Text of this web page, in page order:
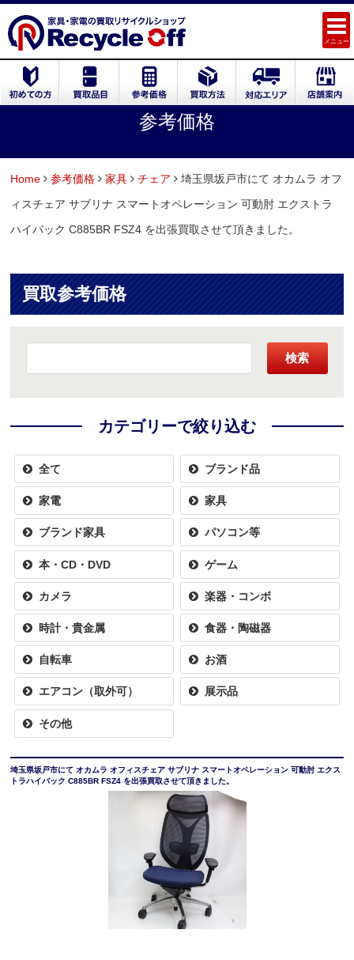
メニュー
参考価格
Home 参考価格 家具 チェア
埼玉県坂戸市にて オカムラ オフ
ィスチェア サブリナ スマートオペレーション 可動肘 エクストラ
ハイバック C885BR FSZ4 を出張買取させて頂きました。
買取参考価格
検索
カテゴリーで絞り込む
全て ブランド品
家電 家具
ブランド家具 パソコン等
本・CD・DVD ゲーム
カメラ 楽器・コンボ
時計・貴金属 食器・陶磁器
自転車 お酒
エアコン（取外可） 展示品
その他
埼玉県坂戸市にて オカムラ オフィスチェア サブリナ スマートオペレーション 可動肘 エクス
トラハイバック C885BR FSZ4 を出張買取させて頂きました。